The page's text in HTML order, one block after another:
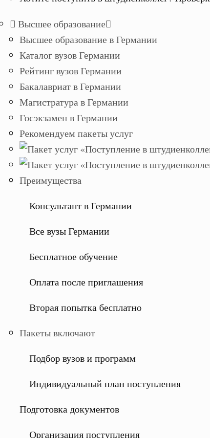
Высшее образование
Высшее образование в Германии
Каталог вузов Германии
Рейтинг вузов Германии
Бакалавриат в Германии
Магистратура в Германии
Госэкзамен в Германии
Рекомендуем пакеты услуг
Преимущества
Консультант в Германии
Все вузы Германии
Бесплатное обучение
Оплата после приглашения
Вторая попытка бесплатно
Пакеты включают
Подбор вузов и программ
Индивидуальный план поступления
Подготовка документов
Организация поступления